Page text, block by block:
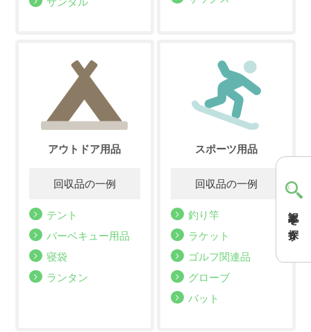
記事を探す
アウトドア用品
テント
バーベキュー用品
寝袋
ランタン
スポーツ用品
釣り竿
ラケット
ゴルフ関連品
グローブ
バット